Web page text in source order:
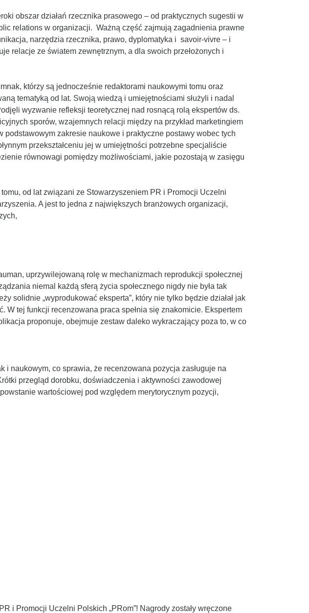
obszar działań rzecznika prasowego – od praktycznych sugestii w
relations w organizacji. Ważną część zajmują zagadnienia prawne
narzędzia rzecznika, prawo, dyplomatyka i savoir-vivre – i
relacje ze światem zewnętrznym, a dla swoich przełożonych i
którzy są jednocześnie redaktorami naukowymi tomu oraz
tematyką od lat. Swoją wiedzą i umiejętnościami służyli i nadal
wyzwanie refleksji teoretycznej nad rosnącą rolą ekspertów ds.
sporów, wzajemnych relacji między na przykład marketingiem
zakresie naukowe i praktyczne postawy wobec tych
przekształceniu jej w umiejętności potrzebne specjaliście
równowagi pomiędzy możliwościami, jakie pozostają w zasięgu
od lat związani ze Stowarzyszeniem PR i Promocji Uczelni
A jest to jedna z największych branżowych organizacji,
uprzywilejowaną rolę w mechanizmach reprodukcji społecznej
niemal każdą sferą życia społecznego nigdy nie była tak
solidnie „wyprodukować eksperta”, który nie tylko będzie działał jak
W tej funkcji recenzowana praca spełnia się znakomicie. Ekspertem
proponuje, obejmuje zestaw daleko wykraczający poza to, w co
i naukowym, co sprawia, że recenzowana pozycja zasługuje na
przegląd dorobku, doświadczenia i aktywności zawodowej
wartościowej pod względem merytorycznym pozycji,
i Promocji Uczelni Polskich „PRom”! Nagrody zostały wręczone